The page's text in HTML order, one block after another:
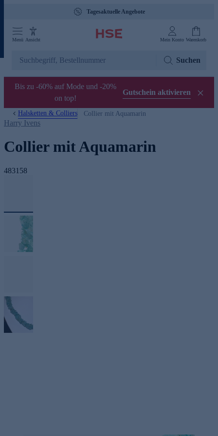
Tagesaktuelle Angebote
Menü Ansicht Mein Konto Warenkorb
Suchen
Bis zu -60% auf Mode und -20%
on top!
Gutschein aktivieren
Halsketten & Colliers Collier mit Aquamarin
Harry Ivens
Collier mit Aquamarin
483158